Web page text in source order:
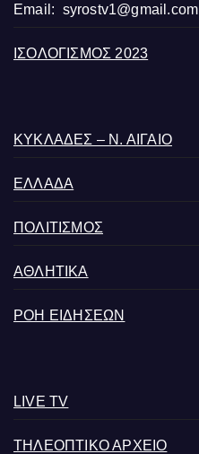
Email: syrostv1@gmail.com
ΙΣΟΛΟΓΙΣΜΟΣ 2023
ΚΥΚΛΑΔΕΣ – Ν. ΑΙΓΑΙΟ
ΕΛΛΑΔΑ
ΠΟΛΙΤΙΣΜΟΣ
ΑΘΛΗΤΙΚΑ
ΡΟΗ ΕΙΔΗΣΕΩΝ
LIVE TV
ΤΗΛΕΟΠΤΙΚΟ ΑΡΧΕΙΟ